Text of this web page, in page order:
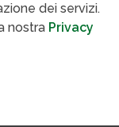
dei servizi.
nostra Privacy